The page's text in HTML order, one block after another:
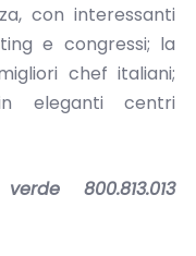
con interessanti
e congressi; la
chef italiani;
eleganti centri
800.813.013